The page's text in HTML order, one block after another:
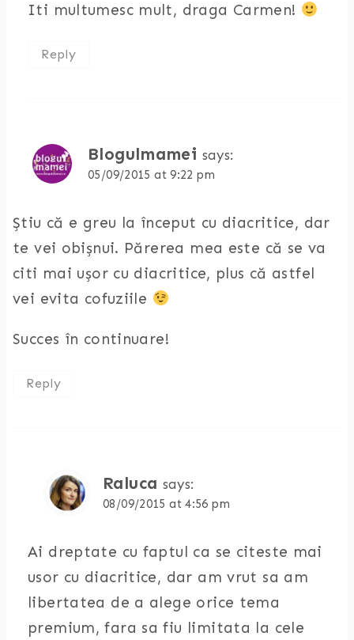
Iti multumesc mult, draga Carmen!
Reply
Blogulmamei says:
05/09/2015 at 9:22 pm
Știu că e greu la început cu diacritice, dar
te vei obișnui. Părerea mea este că se va
citi mai ușor cu diacritice, plus că astfel
vei evita cofuziile
Succes în continuare!
Reply
Raluca says:
08/09/2015 at 4:56 pm
Ai dreptate cu faptul ca se citeste mai
usor cu diacritice, dar am vrut sa am
libertatea de a alege orice tema
premium, fara sa fiu limitata la cele